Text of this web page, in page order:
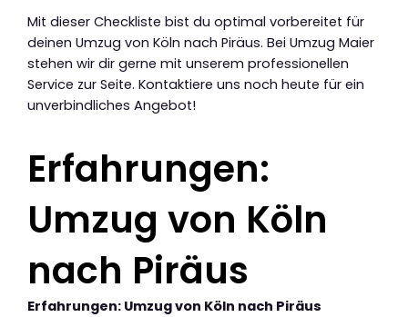
Mit dieser Checkliste bist du optimal vorbereitet für
deinen Umzug von Köln nach Piräus. Bei Umzug Maier
stehen wir dir gerne mit unserem professionellen
Service zur Seite. Kontaktiere uns noch heute für ein
unverbindliches Angebot!
Erfahrungen:
Umzug von Köln
nach Piräus
Erfahrungen: Umzug von Köln nach Piräus